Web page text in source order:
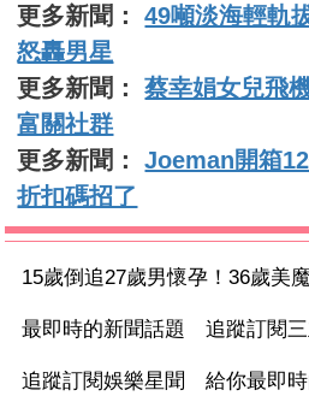
更多新聞：49噸淡海輕軌
怒轟男星
更多新聞：蔡幸娟女兒飛
富關社群
更多新聞：Joeman開箱
折扣碼招了
15歲倒追27歲男懷孕！36歲美
最即時的新聞話題 追蹤訂閱三
追蹤訂閱娛樂星聞 給你最即